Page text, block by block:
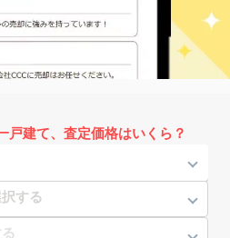
戸建て、査定価格はいくら？